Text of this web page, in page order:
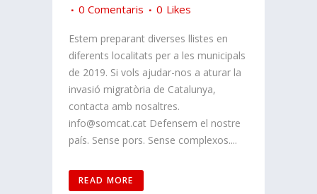
0 Comentaris
0 Likes
Estem preparant diverses llistes en
diferents localitats per a les municipals
de 2019. Si vols ajudar-nos a aturar la
invasió migratòria de Catalunya,
contacta amb nosaltres.
info@somcat.cat Defensem el nostre
país. Sense pors. Sense complexos....
READ MORE